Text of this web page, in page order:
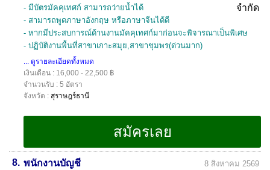
- มีบัตรมัคคุเทศก์ สามารถว่ายน้ำได้
- สามารถพูดภาษาอังกฤษ หรือภาษาจีนได้ดี
- หากมีประสบการณ์ด้านงานมัคคุเทศก์มาก่อนจะพิจารณาเป็นพิเศษ
- ปฏิบัติงานพื้นที่สาขาเกาะสมุย,สาขาชุมพร(ด่วนมาก)
... ดูรายละเอียดทั้งหมด
เงินเดือน : 16,000 - 22,500 ฿
จำนวนรับ : 5 อัตรา
จังหวัด : สุราษฎร์ธานี
8. พนักงานบัญชี 8 สิงหาคม 2569